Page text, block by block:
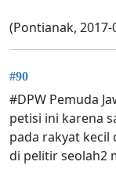
(Pontianak, 2017-
#90
#DPW Pemuda
petisi ini karena
pada rakyat kecil
di pelitir seolah2